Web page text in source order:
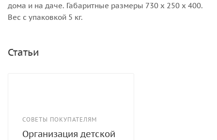
дома и на даче. Габаритные размеры 730 х 250 х 400.
Вес с упаковкой 5 кг.
Статьи
СОВЕТЫ ПОКУПАТЕЛЯМ
Организация детской